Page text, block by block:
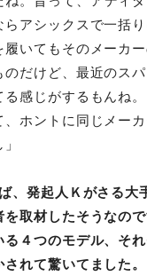
アシックスで一括
いてもそのメーカ
のだけど、最近のス
る感じがするもんね
ホントに同じメー
、発起人Ｋがさる大
取材したそうなの
る４つのモデル、そ
れて驚いてました。